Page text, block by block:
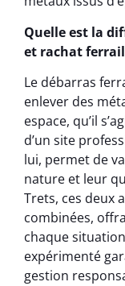
Quelle est la
et rachat
Le débarras
enlever des
espace, qu’il
d’un site
lui, permet de
nature et leur
Trets, ces deux
combinées,
chaque
expérimenté
gestion